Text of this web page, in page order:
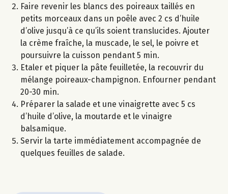
Faire revenir les blancs des poireaux taillés en
petits morceaux dans un poêle avec 2 cs d’huile
d’olive jusqu’à ce qu’ils soient translucides. Ajouter
la crème fraîche, la muscade, le sel, le poivre et
poursuivre la cuisson pendant 5 min.
Etaler et piquer la pâte feuilletée, la recouvrir du
mélange poireaux-champignon. Enfourner pendant
20-30 min.
Préparer la salade et une vinaigrette avec 5 cs
d’huile d’olive, la moutarde et le vinaigre
balsamique.
Servir la tarte immédiatement accompagnée de
quelques feuilles de salade.